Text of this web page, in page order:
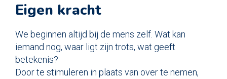
Eigen kracht
We beginnen altijd bij de mens zelf. Wat kan
iemand nog, waar ligt zijn trots, wat geeft
betekenis?
Door te stimuleren in plaats van over te nemen,